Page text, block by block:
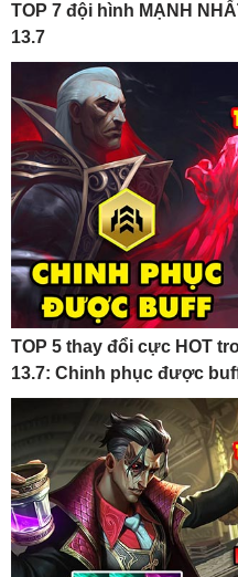
TOP 7 đội hình MẠNH
13.7
TOP 5 thay đổi cực HOT
13.7: Chinh phục được